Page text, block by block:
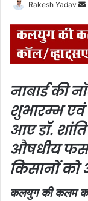
Rakesh Yadav
a
l
नाबार्ड की
शुभारम्भ एवं
आए डॉ.
औषधीय
किसानों
कलयुग की कलम